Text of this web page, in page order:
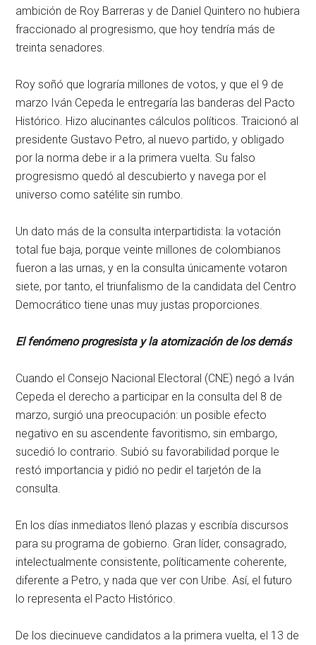
ambición de Roy Barreras y de Daniel Quintero no hubiera
fraccionado al progresismo, que hoy tendría más de
treinta senadores.
Roy soñó que lograría millones de votos, y que el 9 de
marzo Iván Cepeda le entregaría las banderas del Pacto
Histórico. Hizo alucinantes cálculos políticos. Traicionó al
presidente Gustavo Petro, al nuevo partido, y obligado
por la norma debe ir a la primera vuelta. Su falso
progresismo quedó al descubierto y navega por el
universo como satélite sin rumbo.
Un dato más de la consulta interpartidista: la votación
total fue baja, porque veinte millones de colombianos
fueron a las urnas, y en la consulta únicamente votaron
siete, por tanto, el triunfalismo de la candidata del Centro
Democrático tiene unas muy justas proporciones.
El fenómeno progresista y la atomización de los demás
Cuando el Consejo Nacional Electoral (CNE) negó a Iván
Cepeda el derecho a participar en la consulta del 8 de
marzo, surgió una preocupación: un posible efecto
negativo en su ascendente favoritismo, sin embargo,
sucedió lo contrario. Subió su favorabilidad porque le
restó importancia y pidió no pedir el tarjetón de la
consulta.
En los días inmediatos llenó plazas y escribía discursos
para su programa de gobierno. Gran líder, consagrado,
intelectualmente consistente, políticamente coherente,
diferente a Petro, y nada que ver con Uribe. Así, el futuro
lo representa el Pacto Histórico.
De los diecinueve candidatos a la primera vuelta, el 13 de